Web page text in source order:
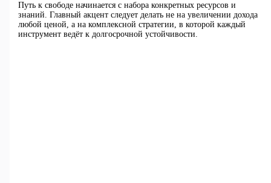
Путь к свободе начинается с набора конкретных ресурсов и
знаний. Главный акцент следует делать не на увеличении дохода
любой ценой, а на комплексной стратегии, в которой каждый
инструмент ведёт к долгосрочной устойчивости.